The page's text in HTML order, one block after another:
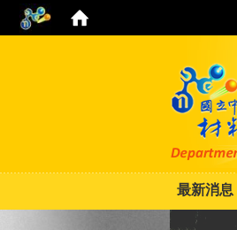
最新消息